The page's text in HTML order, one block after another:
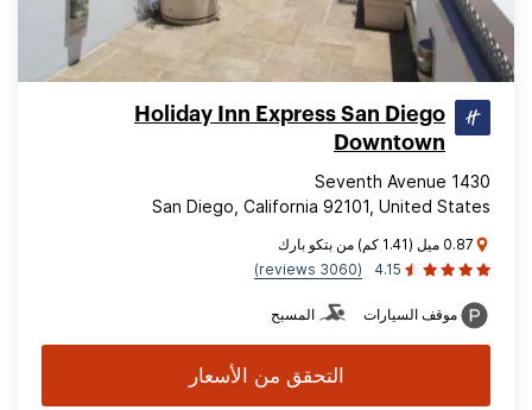
Holiday Inn Express San Diego
Downtown
1430 Seventh Avenue
San Diego, California 92101, United States
0.87 ميل (1.41 كم) من بتكو بارك
4.15
(3060 reviews)
موقف السيارات المسبح
التحقق من الأسعار